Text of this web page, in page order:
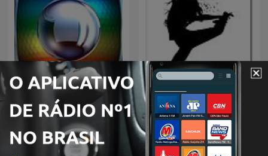
REDE GLOBO DJ